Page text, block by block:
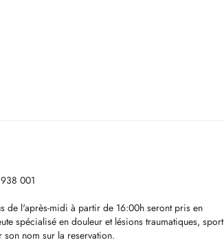
001
de l'après-midi à partir de 16:00h seront pris en
spécialisé en douleur et lésions traumatiques, sport
nom sur la reservation.